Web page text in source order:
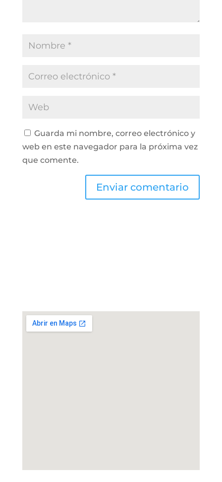
Guarda mi nombre, correo electrónico y
web en este navegador para la próxima vez
que comente.